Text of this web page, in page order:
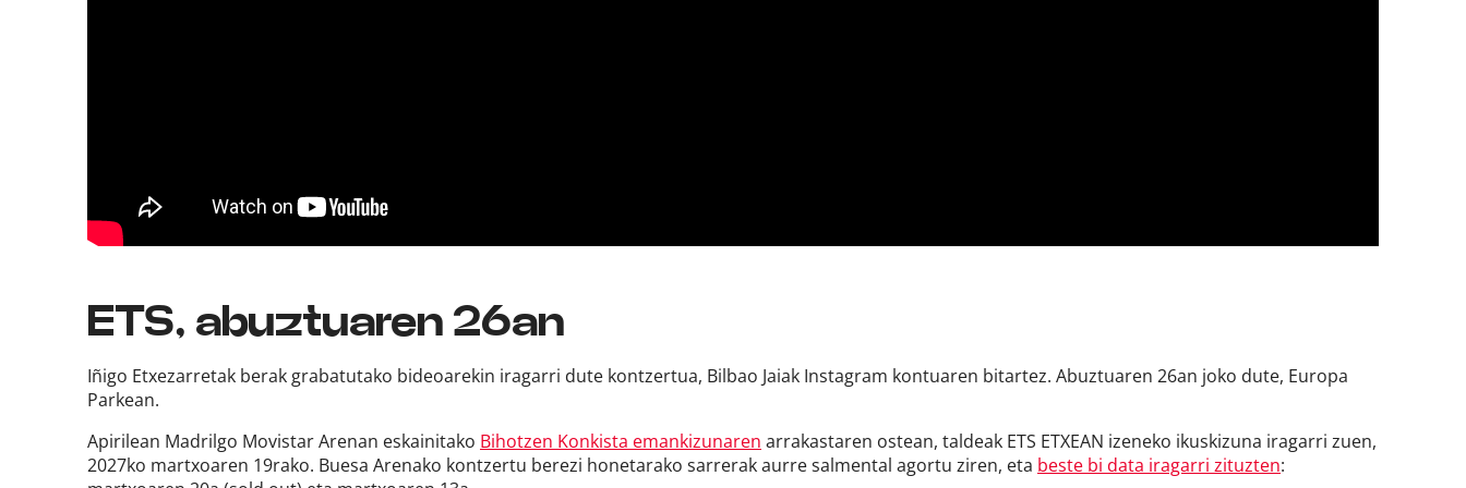
ETS, abuztuaren 26an
Iñigo Etxezarretak berak grabatutako bideoarekin iragarri dute kontzertua, Bilbao Jaiak Instagram kontuaren bitartez. Abuztuaren 26an joko dute, Europa
Parkean.
Apirilean Madrilgo Movistar Arenan eskainitako Bihotzen Konkista emankizunaren arrakastaren ostean, taldeak ETS ETXEAN izeneko ikuskizuna iragarri zuen,
2027ko martxoaren 19rako. Buesa Arenako kontzertu berezi honetarako sarrerak aurre salmental agortu ziren, eta beste bi data iragarri zituzten: